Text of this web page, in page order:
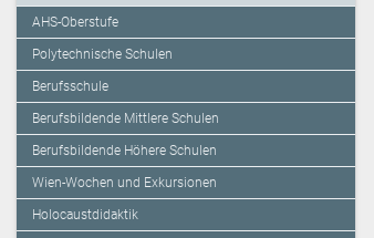
AHS-Oberstufe
Polytechnische Schulen
Berufsschule
Berufsbildende Mittlere Schulen
Berufsbildende Höhere Schulen
Wien-Wochen und Exkursionen
Holocaustdidaktik